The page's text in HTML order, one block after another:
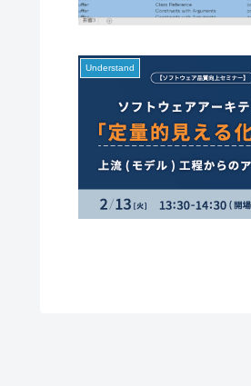
Understand